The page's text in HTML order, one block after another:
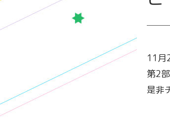
11月
第2
是非